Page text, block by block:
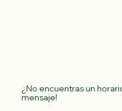
¿No encuentras un
mensaje!